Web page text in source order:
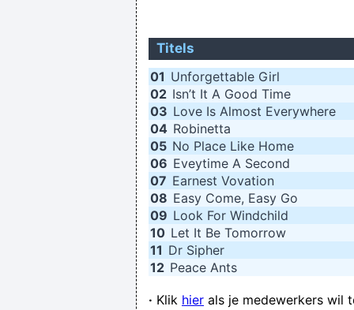
Titels
01 Unforgettable Girl
02 Isn’t It A Good Time
03 Love Is Almost Everywhere
04 Robinetta
05 No Place Like Home
06 Eveytime A Second
07 Earnest Vovation
08 Easy Come, Easy Go
09 Look For Windchild
10 Let It Be Tomorrow
11 Dr Sipher
12 Peace Ants
· Klik hier als je medewerkers wil